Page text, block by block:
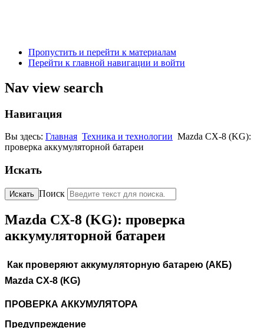
Пропустить и перейти к материалам
Перейти к главной навигации и войти
Nav view search
Навигация
Вы здесь: Главная Техника и технологии Mazda CX-8 (KG):
проверка аккумуляторной батареи
Искать
Искать Поиск
Mazda CX-8 (KG): проверка
аккумуляторной батареи
Как проверяют аккумуляторную батарею (АКБ)
Mazda CX-8 (KG)
ПРОВЕРКА АККУМУЛЯТОРА
Предупреждение